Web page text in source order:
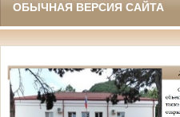
ОБЫЧНАЯ ВЕРСИЯ САЙТА